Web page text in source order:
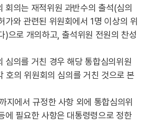
의는 재적위원 과반수의 출석(심의
가와 관련된 위원회에서 1명 이상의 위
)으로 개의하고, 출석위원 전원의 찬성
심의를 거친 경우 해당 통합심의위원
호의 위원회의 심의를 거친 것으로 본
지에서 규정한 사항 외에 통합심의위
에 필요한 사항은 대통령령으로 정한